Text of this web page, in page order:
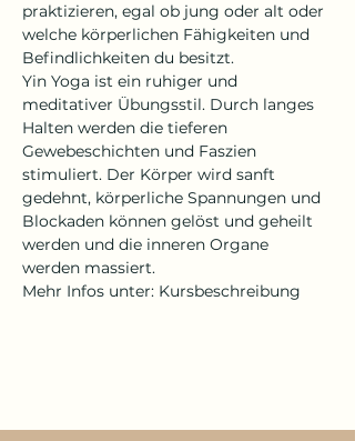
praktizieren, egal ob jung oder alt oder
welche körperlichen Fähigkeiten und
Befindlichkeiten du besitzt.
Yin Yoga ist ein ruhiger und
meditativer Übungsstil. Durch langes
Halten werden die tieferen
Gewebeschichten und Faszien
stimuliert. Der Körper wird sanft
gedehnt, körperliche Spannungen und
Blockaden können gelöst und geheilt
werden und die inneren Organe
werden massiert.
Mehr Infos unter: Kursbeschreibung